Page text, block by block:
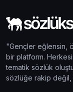
"Gençler eğlensin,
bir platform.
tematik sözlük
sözlüğe rakip değil,